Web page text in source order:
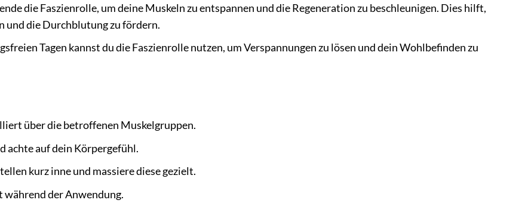
die Faszienrolle, um deine Muskeln zu entspannen und die Regeneration zu beschleunigen. Dies hilft,
und die Durchblutung zu fördern.
Tagen kannst du die Faszienrolle nutzen, um Verspannungen zu lösen und dein Wohlbefinden zu
über die betroffenen Muskelgruppen.
achte auf dein Körpergefühl.
kurz inne und massiere diese gezielt.
der Anwendung.